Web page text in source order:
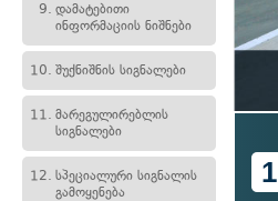
9. დამატებითი
ინფორმაციის ნიშნები
10. შუქნიშნის სიგნალები
11. მარეგულირებლის
სიგნალები
12. სპეციალური სიგნალის
გამოყენება
1